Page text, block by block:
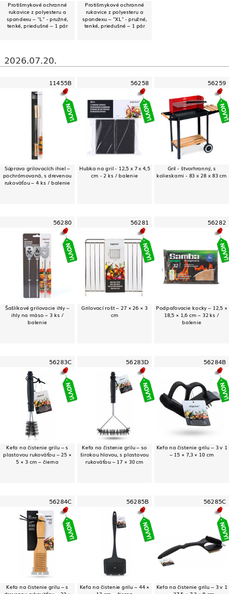
Protišmykové ochranné
rukavice z polyesteru a
spandexu – "L" - pružné,
tenké, priedušné – 1 pár
Protišmykové ochranné
rukavice z polyesteru a
spandexu – "XL" - pružné,
tenké, priedušné – 1 pár
2026.07.20.
11455B
Súprava grilovacích ihiel –
pochrómovaná, s drevenou
rukoväťou – 4 ks / balenie
56258
Hubka na gril - 12,5 x 7 x 4,5
cm - 2 ks / balenie
56259
Gril - štvorhranný, s
kolieskami - 83 x 28 x 83 cm
56280
Šašlíkové grilovacie ihly –
ihly na mäso – 3 ks /
balenie
56281
Grilovací rošt – 27 × 26 × 3
cm
56282
Podpaľovacie kocky – 12,5 ×
18,5 × 1,6 cm – 32 ks /
balenie
56283C
Kefa na čistenie grilu – s
plastovou rukoväťou – 25 ×
5 × 3 cm – čierna
56283D
Kefa na čistenie grilu – so
širokou hlavou, s plastovou
rukoväťou – 17 × 30 cm
56284B
Kefa na čistenie grilu – 3 v 1
– 15 × 7,3 × 10 cm
56284C
Kefa na čistenie grilu – s
56285B
Kefa na čistenie grilu – 44 ×
56285C
Kefa na čistenie grilu – 3 v 1